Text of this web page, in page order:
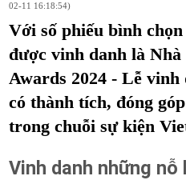
02-11 16:18:54)
Với số phiếu bình
được vinh danh là
Awards 2024 - Lễ vinh
có thành tích, đóng
trong chuỗi sự kiện
Vinh danh những